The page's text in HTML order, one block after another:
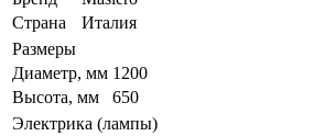
Страна
Италия
Размеры
Диаметр, мм 1200
Высота, мм
650
Электрика (лампы)